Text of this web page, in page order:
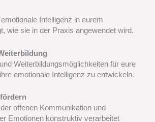
Intelligenz in eurem
wie sie in der Praxis angewendet wird.
Weiterbildungsmöglichkeiten für eure
emotionale Intelligenz zu entwickeln.
offenen Kommunikation und
Emotionen konstruktiv verarbeitet